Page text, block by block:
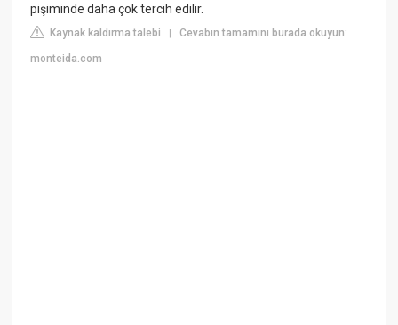
pişiminde daha çok tercih edilir.
Kaynak kaldırma talebi |Cevabın tamamını burada okuyun:
monteida.com